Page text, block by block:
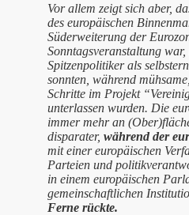
Vor allem zeigt sich aber,
des europäischen
Süderweiterung der
Sonntagsveranstaltung
Spitzenpolitiker als
sonnten, während
Schritte im Projekt
unterlassen wurden. Die
immer mehr an
disparater, während der
mit einer europäischen
Parteien und
in einem europäischen
gemeinschaftlichen
Ferne rückte.